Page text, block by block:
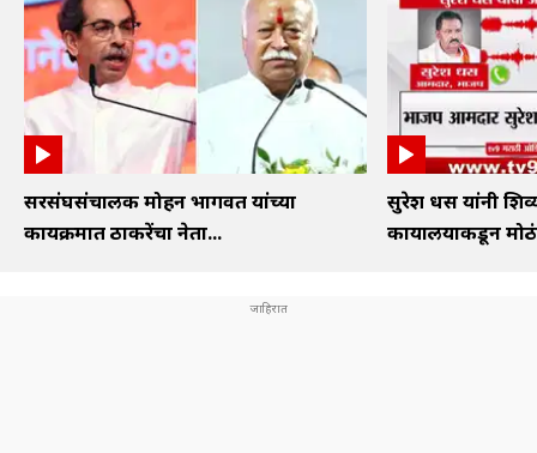
सरसंघसंचालक मोहन भागवत यांच्या
कार्यक्रमात ठाकरेंचा नेता...
सुरेश धस यांनी
कार्यालयाकडून